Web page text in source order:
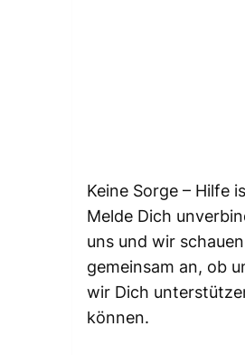
Keine Sorge – Hilfe
Melde Dich
uns und wir
gemeinsam an, ob
wir Dich
können.